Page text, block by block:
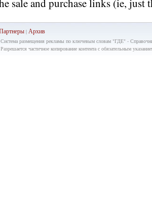
sale and purchase links (ie, just
|Архив
Система размещения рекламы по ключевым словам "ГДЕ" -
Разрешается частичное копирование контента с обязательным